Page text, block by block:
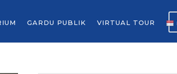
GARDU PUBLIK VIRTUAL TOUR